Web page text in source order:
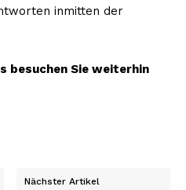
inmitten der
besuchen Sie weiterhin
Nächster Artikel